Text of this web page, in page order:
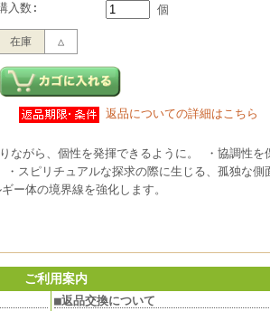
入数: 個
在庫 △
返品についての詳細はこちら
ながら、個性を発揮できるように。 ・協調性を
スピリチュアルな探求の際に生じる、孤独な側
ー体の境界線を強化します。
ご利用案内
■返品交換について